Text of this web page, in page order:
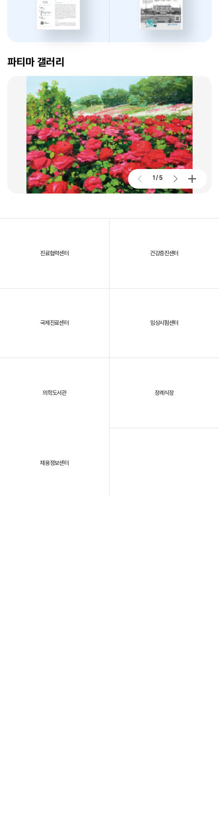
암 표적치료 - 대구파티마병원 병리과 변정섭 과장
2026. 01. 07
암환자의 관리 - 대구파티마병원 혈액종양내과 이선아 과장
2026. 01. 02
2025년, 대구파티마병원을 되돌아보다
2026.07.31
대구광역시간호사회와 함께 개원 70주년 기념 커피부스 운영
대구파티마병원, 진단검사의학과 리모델링 축복식 개최
2026.07.29
우성진 동구청장, 대구파티마병원 방문
2026.07.28
대구파티마병원, 스타키보청기 대구센터로부터 개원 70주년 기념
노트북 기증 받아
2026.07.27
대구파티마병원, 개원 70주년 기념 및 제11회 생명사랑 생명주간 축제
파티마 갤러리
1 / 5
진료협력센터 건강증진센터
국제진료센터 임상시험센터
의학도서관 장례식장
채용정보센터